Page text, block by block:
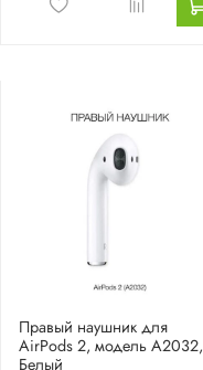
Правый наушник для
AirPods 2, модель A2032,
Белый